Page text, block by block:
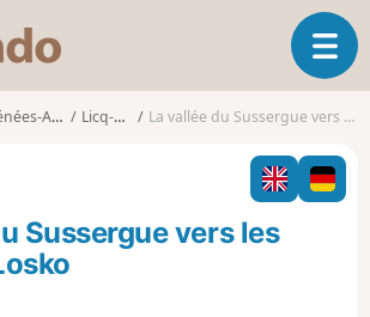
s
o
O
u
i
r
l
Atlantiques Licq-Athérey La vallée du Sussergue vers les crêtes du Losko
Sussergue vers les